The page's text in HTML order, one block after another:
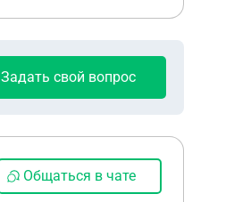
Задать свой вопрос
Общаться в чате